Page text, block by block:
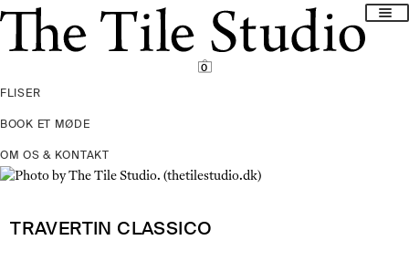
Spring
til
navigation
Spring
til
indhold
0
FLISER
BOOK ET MØDE
OM OS & KONTAKT
TRAVERTIN CLASSICO